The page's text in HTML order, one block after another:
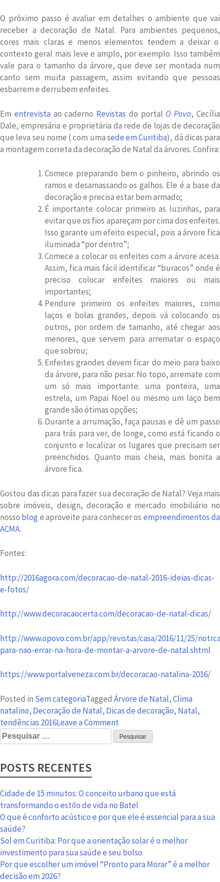
O próximo passo é avaliar em detalhes o ambiente que vai
receber a decoração de Natal. Para ambientes pequenos,
cores mais claras e menos elementos tendem a deixar o
contexto geral mais leve e amplo, por exemplo. Isso também
vale para o tamanho da árvore, que deve ser montada num
canto sem muita passagem, assim evitando que pessoas
esbarrem e derrubem enfeites.
Em entrevistaao caderno Revistas do portal O Povo, Cecília
Dale, empresária e proprietária da rede de lojas de decoração
que leva seu nome ( com umasede em Curitiba), dá dicas para
a montagem correta da decoração de Natal da árvores. Confira:
Comece preparando bem o pinheiro, abrindo os
ramos e desamassando os galhos. Ele é a base da
decoração e precisa estar bem armado;
É importante colocar primeiro as luzinhas, para
evitar que os fios apareçam por cima dos enfeites.
Isso garante um efeito especial, pois a árvore fica
iluminada “por dentro”;
Comece a colocar os enfeites com a árvore acesa.
Assim, fica mais fácil identificar “buracos” onde é
preciso colocar enfeites maiores ou mais
importantes;
Pendure primeiro os enfeites maiores, como
laços e bolas grandes, depois vá colocando os
outros, por ordem de tamanho, até chegar aos
menores, que servem para arrematar o espaço
que sobrou;
Enfeites grandes devem ficar do meio para baixo
da árvore, para não pesar. No topo, arremate com
um só mais importante: uma ponteira, uma
estrela, um Papai Noel ou mesmo um laço bem
grande são ótimas opções;
Durante a arrumação, faça pausas e dê um passo
para trás para ver, de longe, como está ficando o
conjunto e localizar os lugares que precisam ser
preenchidos. Quanto mais cheia, mais bonita a
árvore fica.
Gostou das dicas para fazer sua decoração de Natal? Veja mais
sobre imóveis, design, decoração e mercado imobiliário no
nosso bloge aproveite para conhecer os empreendimentos da
ACMA.
Fontes:
http://2016agora.com/decoracao-de-natal-2016-ideias-dicas-
e-fotos/
http://www.decoracaocerta.com/decoracao-de-natal-dicas/
http://www.opovo.com.br/app/revistas/casa/2016/11/25/
para-nao-errar-na-hora-de-montar-a-arvore-de-natal.shtml
https://www.portalveneza.com.br/decoracao-natalina-2016/
Posted in Sem categoriaTagged Árvore de Natal,Clima
natalino, Decoração de Natal, Dicas de decoração, Natal,
tendências 2016Leave a Comment
Decoração
de
no
fim
de
Pesquisar
por:
POSTS RECENTES
Cidade de 15 minutos: O conceito urbano que está
transformando o estilo de vida no Batel
O que é conforto acústico e por que ele é essencial para a sua
saúde?
Sol em Curitiba: Por que a orientação solar é o melhor
investimento para sua saúde e seu bolso
Por que escolher um imóvel “Pronto para Morar” é a melhor
decisão em 2026?